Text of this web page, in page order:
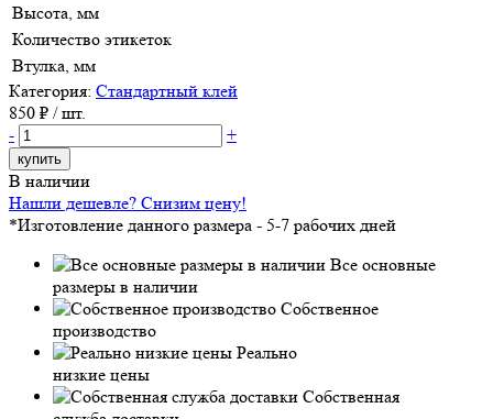
Высота, мм
Количество этикеток
Втулка, мм
Категория: Стандартный клей
850 ₽ / шт.
-
+
купить
В наличии
Нашли дешевле? Снизим цену!
*Изготовление данного размера - 5-7 рабочих дней
Все основные
размеры в наличии
Собственное
производство
Реально
низкие цены
Собственная